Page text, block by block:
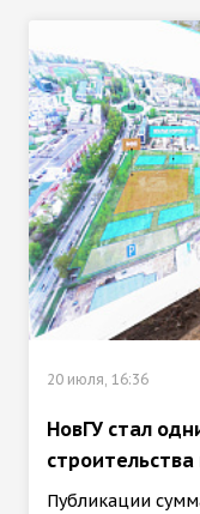
20 июля, 16:36
НовГУ стал
Публикации